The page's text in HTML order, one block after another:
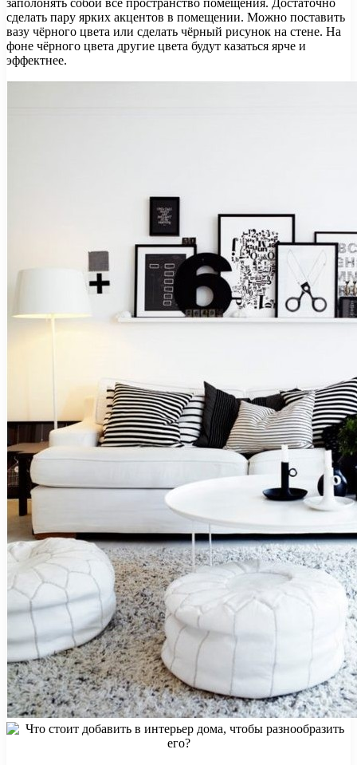
сделать пару ярких акцентов в помещении. Можно поставить
вазу чёрного цвета или сделать чёрный рисунок на стене. На
фоне чёрного цвета другие цвета будут казаться ярче и
эффектнее.